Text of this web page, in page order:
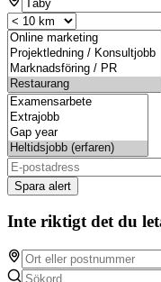
Spara alert
Inte riktigt det du